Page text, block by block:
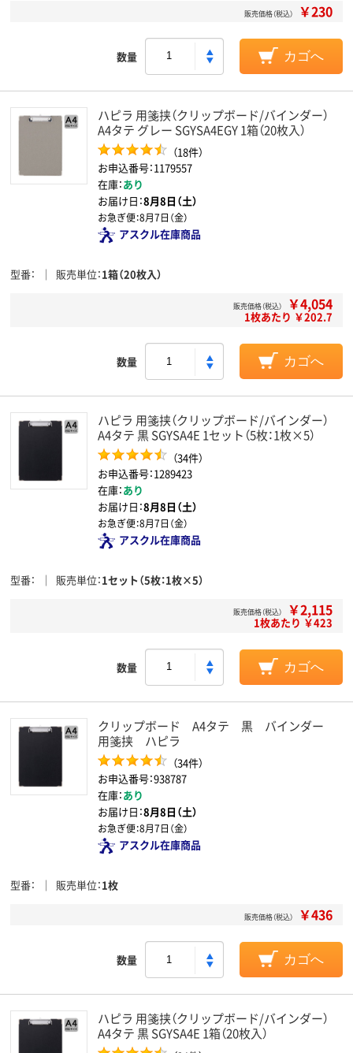
販売価格（税込） ￥230
数量 カゴへ
ハピラ 用箋挟（クリップボード/バインダー）
A4タテ グレー SGYSA4EGY 1箱（20枚入）
（18件）
お申込番号：1179557
在庫：あり
お届け日：8月8日（土）
お急ぎ便：8月7日（金）
アスクル在庫商品
型番 販売単位 1箱（20枚入）
販売価格（税込） ￥4,054
1枚あたり ￥202.7
数量 カゴへ
ハピラ 用箋挟（クリップボード/バインダー）
A4タテ 黒 SGYSA4E 1セット（5枚：1枚×5）
（34件）
お申込番号：1289423
在庫：あり
お届け日：8月8日（土）
お急ぎ便：8月7日（金）
アスクル在庫商品
型番 販売単位 1セット（5枚：1枚×5）
販売価格（税込） ￥2,115
1枚あたり ￥423
数量 カゴへ
クリップボード A4タテ 黒 バインダー
用箋挟 ハピラ
（34件）
お申込番号：938787
在庫：あり
お届け日：8月8日（土）
お急ぎ便：8月7日（金）
アスクル在庫商品
型番 販売単位 1枚
販売価格（税込） ￥436
数量 カゴへ
ハピラ 用箋挟（クリップボード/バインダー）
A4タテ 黒 SGYSA4E 1箱（20枚入）